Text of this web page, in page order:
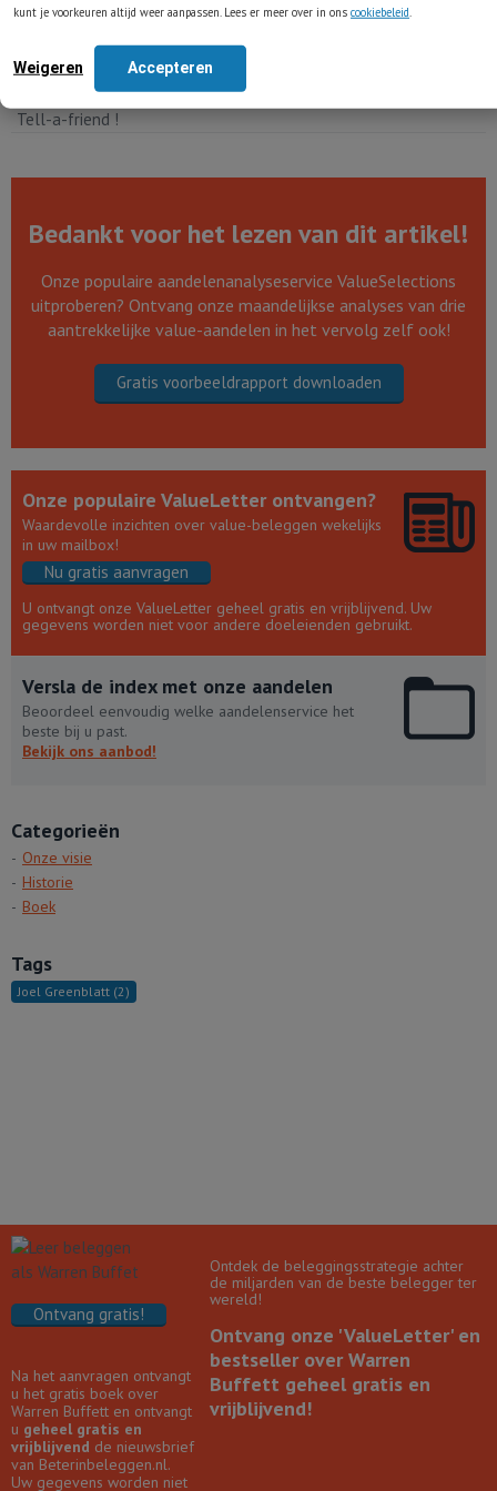
kunt je voorkeuren altijd weer aanpassen. Lees er meer over in ons cookiebeleid
Weigeren Accepteren
Tell-a-friend !
Bedankt voor het lezen van dit artikel!
Onze populaire aandelenanalyseservice ValueSelections
uitproberen? Ontvang onze maandelijkse analyses van drie
aantrekkelijke value-aandelen in het vervolg zelf ook!
Gratis voorbeeldrapport downloaden
Onze populaire ValueLetter ontvangen?
Waardevolle inzichten over value-beleggen wekelijks
in uw mailbox!
Nu gratis aanvragen
U ontvangt onze ValueLetter geheel gratis en vrijblijvend. Uw
gegevens worden niet voor andere doeleienden gebruikt.
Versla de index met onze aandelen
Beoordeel eenvoudig welke aandelenservice het
beste bij u past.
Bekijk ons aanbod!
Categorieën
Onze visie
Historie
Boek
Tags
Joel Greenblatt (2)
Ontdek de beleggingsstrategie achter
de miljarden van de beste belegger ter
wereld!
Ontvang onze 'ValueLetter' en
bestseller over Warren
Buffett geheel gratis en
vrijblijvend!
Ontvang gratis!
Na het aanvragen ontvangt
u het gratis boek over
Warren Buffett en ontvangt
u geheel gratis en
vrijblijvend de nieuwsbrief
van Beterinbeleggen.nl.
Uw gegevens worden niet